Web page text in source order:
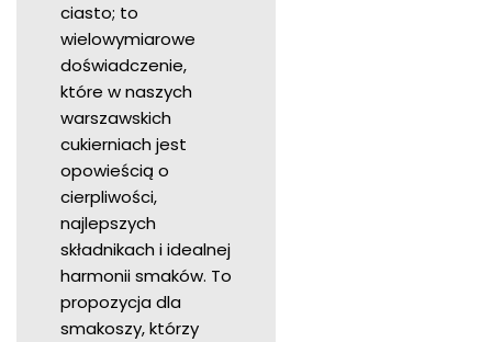
ciasto; to
wielowymiarowe
doświadczenie,
które w naszych
warszawskich
cukierniach jest
opowieścią o
cierpliwości,
najlepszych
składnikach i idealnej
harmonii smaków. To
propozycja dla
smakoszy, którzy